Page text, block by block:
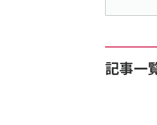
記事一